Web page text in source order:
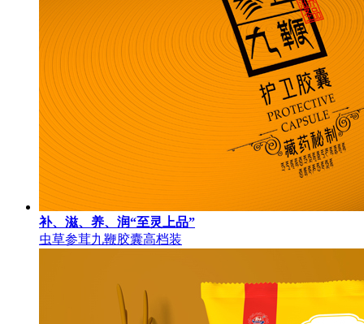
补、滋、养、润“至灵上品”
虫草参茸九鞭胶囊高档装